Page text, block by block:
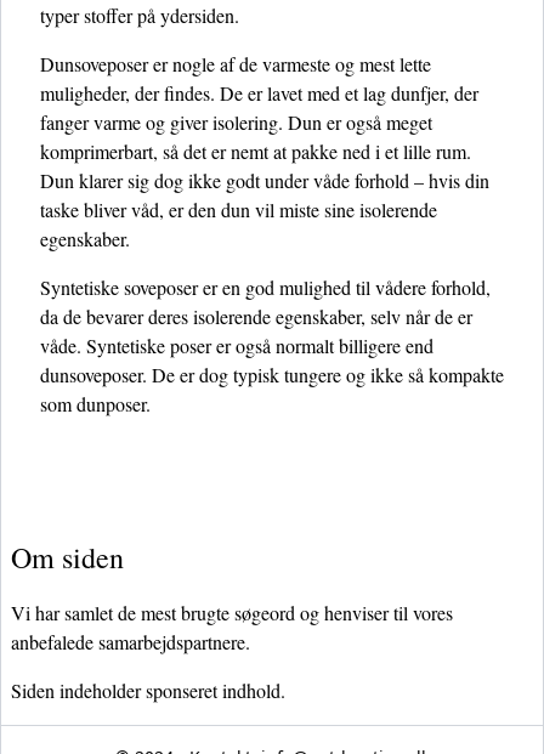
typer stoffer på ydersiden.
Dunsoveposer er nogle af de varmeste og mest lette
muligheder, der findes. De er lavet med et lag dunfjer, der
fanger varme og giver isolering. Dun er også meget
komprimerbart, så det er nemt at pakke ned i et lille rum.
Dun klarer sig dog ikke godt under våde forhold – hvis din
taske bliver våd, er den dun vil miste sine isolerende
egenskaber.
Syntetiske soveposer er en god mulighed til vådere forhold,
da de bevarer deres isolerende egenskaber, selv når de er
våde. Syntetiske poser er også normalt billigere end
dunsoveposer. De er dog typisk tungere og ikke så kompakte
som dunposer.
Om siden
Vi har samlet de mest brugte søgeord og henviser til vores
anbefalede samarbejdspartnere.
Siden indeholder sponseret indhold.